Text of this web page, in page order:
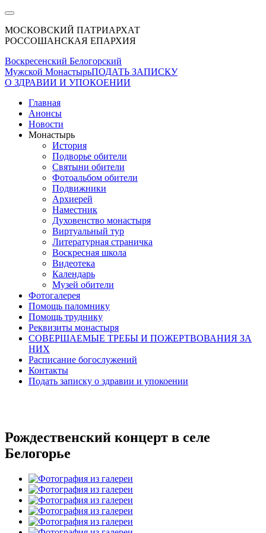
МОСКОВСКИЙ ПАТРИАРХАТ
РОССОШАНСКАЯ ЕПАРХИЯ
Воскресенский Белогорский
Мужской МонастырьПОДАТЬ ЗАПИСКУ
О ЗДРАВИИ И УПОКОЕНИИ
Главная
Анонсы
Новости
Монастырь
История
Подворье обители
Святыни обители
Фотоальбом обители
Подвижники
Архиерей
Наместник
Духовенство монастыря
Виртуальный тур
Литературная страничка
Воскресная школа
Видеотека
Календарь
Музей обители
Фотогалерея
Помощь паломнику
Помощь труднику
Реквизиты монастыря
СОВЕРШАЕМЫЕ ТРЕБЫ И ПОЖЕРТВОВАНИЯ ЗА
НИХ
Расписание богослужений
Контакты
Подать записку о здравии и упокоении
Рождественский концерт в селе
Белогорье